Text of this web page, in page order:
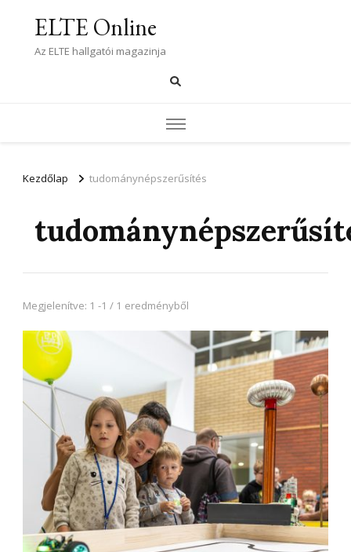
ELTE Online
Az ELTE hallgatói magazinja
Kezdőlap tudománynépszerűsítés
Megjelenítve: 1 -1 / 1 eredményből